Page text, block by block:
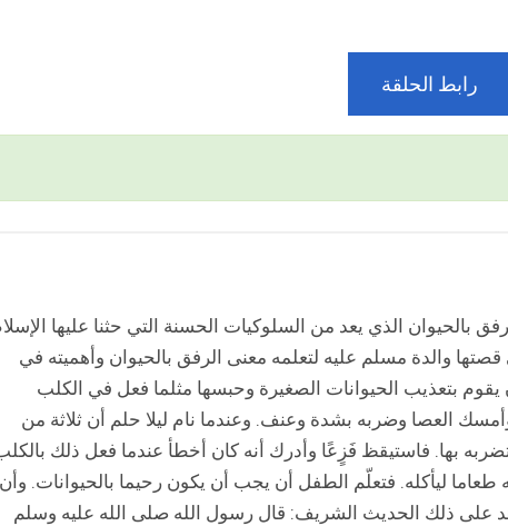
رابط الحلقة
الذي يعد من السلوكيات الحسنة التي حثنا عليها
والدة مسلم عليه لتعلمه معنى الرفق بالحيوان وأهميته في
بتعذيب الحيوانات الصغيرة وحبسها مثلما فعل في الكلب
العصا وضربه بشدة وعنف. وعندما نام ليلا حلم أن ثلاثة من
بها. فاستيقظ فَزٍعًا وأدرك أنه كان أخطأ عندما فعل ذلك
ليأكله. فتعلّم الطفل أن يجب أن يكون رحيما بالحيوانات. وأن
على ذلك الحديث الشريف: قال رسول الله صلى الله عليه وسلم